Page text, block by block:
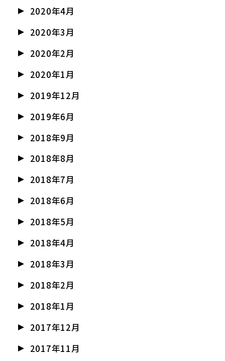
2020年4月
2020年3月
2020年2月
2020年1月
2019年12月
2019年6月
2018年9月
2018年8月
2018年7月
2018年6月
2018年5月
2018年4月
2018年3月
2018年2月
2018年1月
2017年12月
2017年11月